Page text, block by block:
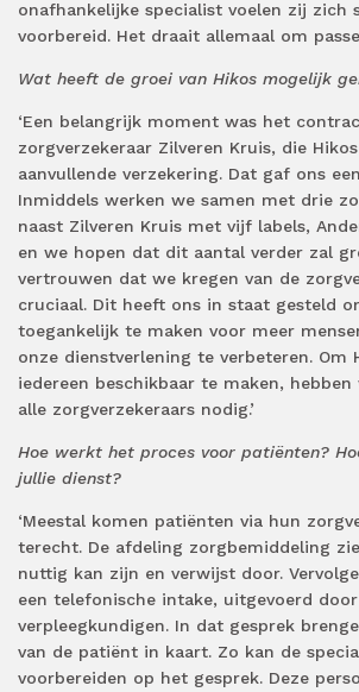
onafhankelijke specialist voelen zij zich
voorbereid. Het draait allemaal om
Wat heeft de groei van Hikos mogelijk
‘Een belangrijk moment was het
zorgverzekeraar Zilveren Kruis, die
aanvullende verzekering. Dat gaf ons
Inmiddels werken we samen met drie
naast Zilveren Kruis met vijf labels,
en we hopen dat dit aantal verder zal
vertrouwen dat we kregen van de
cruciaal. Dit heeft ons in staat gesteld
toegankelijk te maken voor meer
onze dienstverlening te verbeteren. Om
iedereen beschikbaar te maken, hebben
alle zorgverzekeraars nodig.’
Hoe werkt het proces voor patiënten?
jullie dienst?
‘Meestal komen patiënten via hun
terecht. De afdeling zorgbemiddeling
nuttig kan zijn en verwijst door.
een telefonische intake, uitgevoerd
verpleegkundigen. In dat gesprek
van de patiënt in kaart. Zo kan de
voorbereiden op het gesprek. Deze